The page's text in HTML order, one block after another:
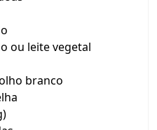
ou leite vegetal
branco